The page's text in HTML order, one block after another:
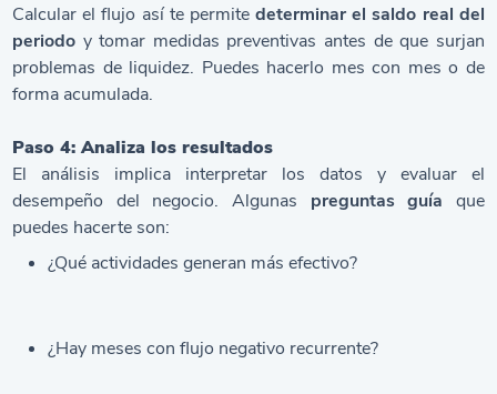
Calcular el flujo así te permitedeterminar el saldo real del
periodo y tomar medidas preventivas antes de que surjan
problemas de liquidez. Puedes hacerlo mes con mes o de
forma acumulada.
Paso 4: Analiza los resultados
El análisis implica interpretar los datos y evaluar el
desempeño del negocio. Algunas preguntas guía que
puedes hacerte son:
¿Qué actividades generan más efectivo?
¿Hay meses con flujo negativo recurrente?